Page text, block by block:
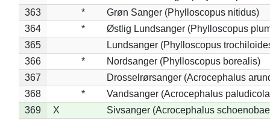
363
*
Grøn Sanger (Phylloscopus nitidus)
364
*
Østlig Lundsanger (Phylloscopus
365
Lundsanger (Phylloscopus
366
*
Nordsanger (Phylloscopus borealis)
367
Drosselrørsanger (Acrocephalus
368
*
Vandsanger (Acrocephalus
369
X
Sivsanger (Acrocephalus